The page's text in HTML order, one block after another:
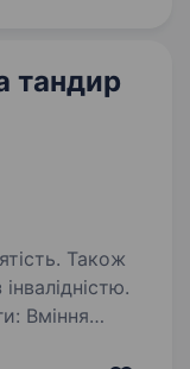
тандир
Також